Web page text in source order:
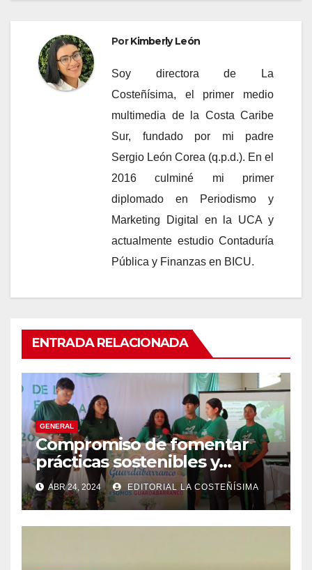
PorKimberly León
Soy directora de La
Costeñísima, el primer medio
multimedia de la Costa Caribe
Sur, fundado por mi padre
Sergio León Corea (q.p.d.). En el
2016 culminé mi primer
diplomado en Periodismo y
Marketing Digital en la UCA y
actualmente estudio Contaduría
Pública y Finanzas en BICU.
ENTRADA RELACIONADA
GENERAL
Compromiso de fomentar
prácticas sostenibles y
conciencia ecológica en las
instituciones educativas
ABR 24, 2024 EDITORIAL LA COSTEÑÍSIMA